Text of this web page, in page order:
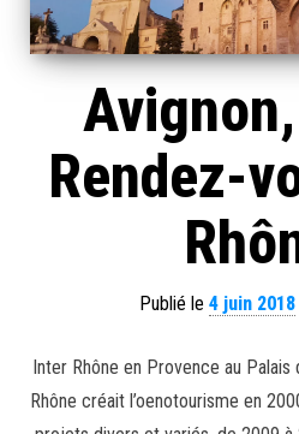
Rendez-
Publié le 4 juin 2018
Inter Rhône en Provence au
Rhône créait l’oenotourisme en